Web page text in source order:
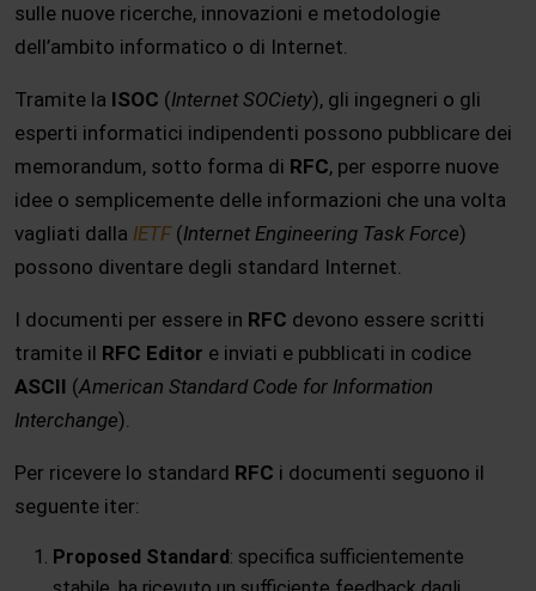
sulle nuove ricerche, innovazioni e metodologie
dell’ambito informatico o di Internet.
Tramite la ISOC (Internet SOCiety), gli ingegneri o gli
esperti informatici indipendenti possono pubblicare dei
memorandum, sotto forma di RFC, per esporre nuove
idee o semplicemente delle informazioni che una volta
vagliati dalla IETF(Internet Engineering Task Force)
possono diventare degli standard Internet.
I documenti per essere in RFC devono essere scritti
tramite il RFC Editor e inviati e pubblicati in codice
ASCII (American Standard Code for Information
Interchange).
Per ricevere lo standard RFC i documenti seguono il
seguente iter:
Proposed Standard: specifica sufficientemente